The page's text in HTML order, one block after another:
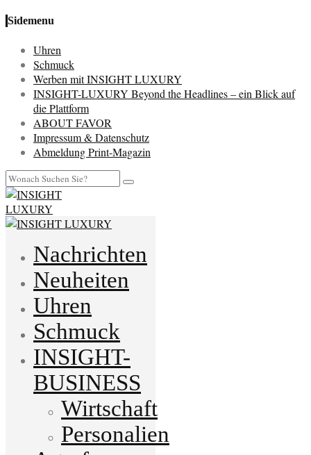
Sidemenu
Uhren
Schmuck
Werben mit INSIGHT LUXURY
INSIGHT-LUXURY Beyond the Headlines – ein Blick auf
die Plattform
ABOUT FAVOR
Impressum & Datenschutz
Abmeldung Print-Magazin
Nachrichten
Neuheiten
Uhren
Schmuck
INSIGHT-
BUSINESS
Wirtschaft
Personalien